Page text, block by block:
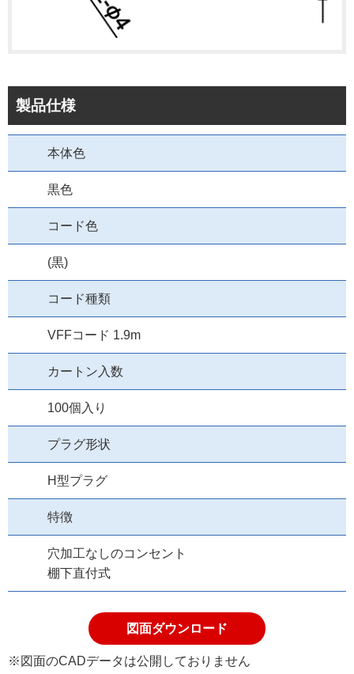
製品仕様
本体色
黒色
コード色
(黒)
コード種類
VFFコード 1.9m
カートン入数
100個入り
プラグ形状
H型プラグ
特徴
穴加工なしのコンセント
棚下直付式
図面ダウンロード
※図面のCADデータは公開しておりません